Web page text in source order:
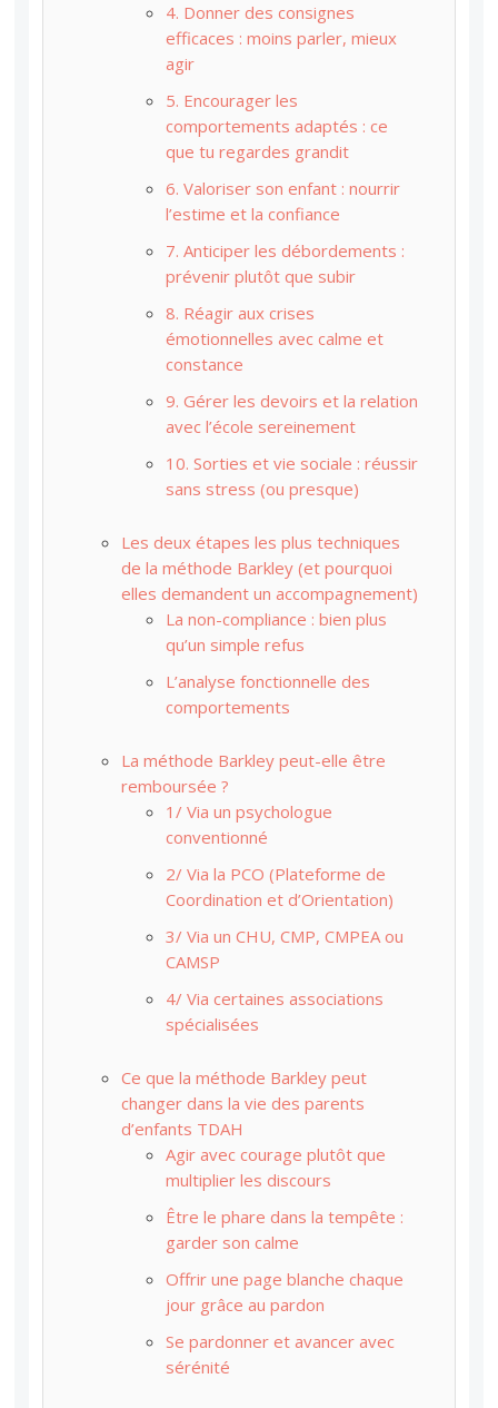
4. Donner des consignes
efficaces : moins parler, mieux
agir
5. Encourager les
comportements adaptés : ce
que tu regardes grandit
6. Valoriser son enfant : nourrir
l’estime et la confiance
7. Anticiper les débordements :
prévenir plutôt que subir
8. Réagir aux crises
émotionnelles avec calme et
constance
9. Gérer les devoirs et la relation
avec l’école sereinement
10. Sorties et vie sociale : réussir
sans stress (ou presque)
Les deux étapes les plus techniques
de la méthode Barkley (et pourquoi
elles demandent un accompagnement)
La non-compliance : bien plus
qu’un simple refus
L’analyse fonctionnelle des
comportements
La méthode Barkley peut-elle être
remboursée ?
1/ Via un psychologue
conventionné
2/ Via la PCO (Plateforme de
Coordination et d’Orientation)
3/ Via un CHU, CMP, CMPEA ou
CAMSP
4/ Via certaines associations
spécialisées
Ce que la méthode Barkley peut
changer dans la vie des parents
d’enfants TDAH
Agir avec courage plutôt que
multiplier les discours
Être le phare dans la tempête :
garder son calme
Offrir une page blanche chaque
jour grâce au pardon
Se pardonner et avancer avec
sérénité